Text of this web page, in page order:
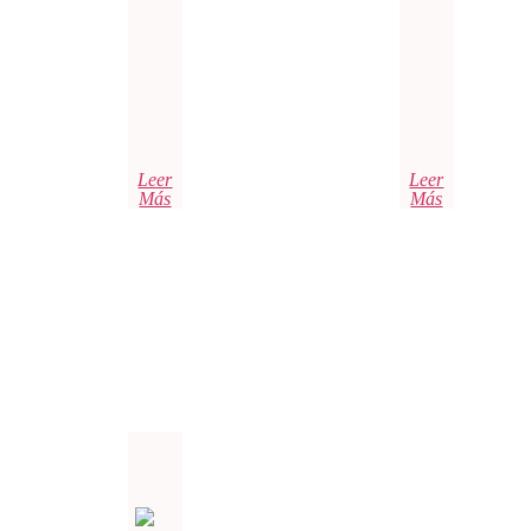
Leer
Más
Leer
Más